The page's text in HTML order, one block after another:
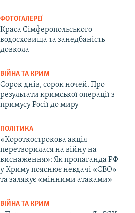
ФОТОГАЛЕРЕЇ
Краса Сімферопольського
водосховища та занедбаність
довкола
ВІЙНА ТА КРИМ
Сорок днів, сорок ночей. Про
результати кримської операції з
примусу Росії до миру
ПОЛІТИКА
«Короткострокова акція
перетворилася на війну на
виснаження»: Як пропаганда РФ
у Криму пояснює невдачі «СВО»
та залякує «мінними атаками»
ВІЙНА ТА КРИМ